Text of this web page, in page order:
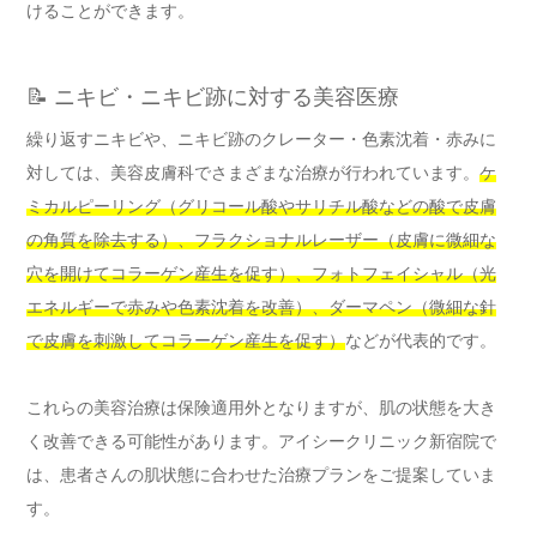
けることができます。
📝 ニキビ・ニキビ跡に対する美容医療
繰り返すニキビや、ニキビ跡のクレーター・色素沈着・赤みに
対しては、美容皮膚科でさまざまな治療が行われています。 ケ
ミカルピーリング（グリコール酸やサリチル酸などの酸で皮膚
の角質を除去する）、フラクショナルレーザー（皮膚に微細な
穴を開けてコラーゲン産生を促す）、フォトフェイシャル（光
エネルギーで赤みや色素沈着を改善）、ダーマペン（微細な針
で皮膚を刺激してコラーゲン産生を促す）などが代表的です。
これらの美容治療は保険適用外となりますが、肌の状態を大き
く改善できる可能性があります。アイシークリニック新宿院で
は、患者さんの肌状態に合わせた治療プランをご提案していま
す。